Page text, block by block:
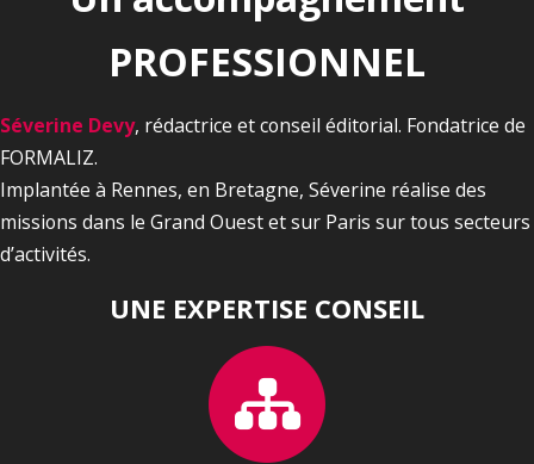
PROFESSIONNEL
Séverine Devy, rédactrice et conseil éditorial. Fondatrice de
FORMALIZ.
Implantée à Rennes, en Bretagne, Séverine réalise des
missions dans le Grand Ouest et sur Paris sur tous secteurs
d’activités.
UNE EXPERTISE CONSEIL